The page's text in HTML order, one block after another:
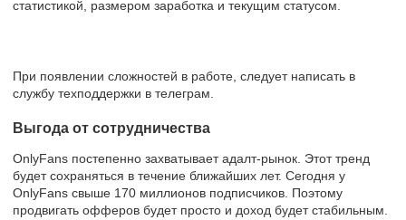
статистикой, размером заработка и текущим статусом.
При появлении сложностей в работе, следует написать в
службу техподдержки в телеграм.
Выгода от сотрудничества
OnlyFans постепенно захватывает адалт-рынок. Этот тренд
будет сохраняться в течение ближайших лет. Сегодня у
OnlyFans свыше 170 миллионов подписчиков. Поэтому
продвигать офферов будет просто и доход будет стабильным.